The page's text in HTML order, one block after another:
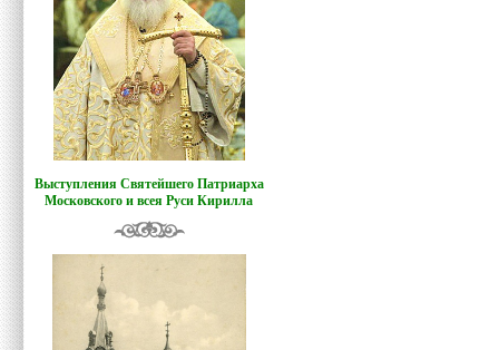
Выступления Святейшего Патриарха
Московского и всея Руси Кирилла